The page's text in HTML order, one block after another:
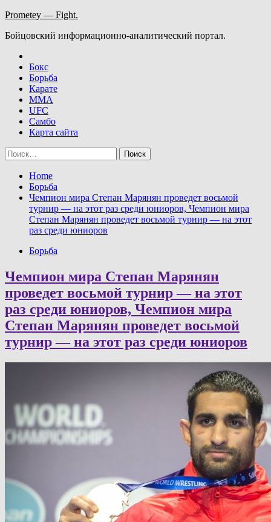
Skip
content
Prometey — Fight.
Бойцовский информационно-аналитический портал.
Бокс
Борьба
Карате
ММА
UFC
Самбо
Карта сайта
Найти:
Home
Борьба
Чемпион мира Степан Марянян проведет восьмой
турнир — на этот раз среди юниоров, Чемпион мира
Степан Марянян проведет восьмой турнир — на этот
раз среди юниоров
Борьба
Чемпион мира Степан Марянян
проведет восьмой турнир — на этот
раз среди юниоров, Чемпион мира
Степан Марянян проведет восьмой
турнир — на этот раз среди юниоров